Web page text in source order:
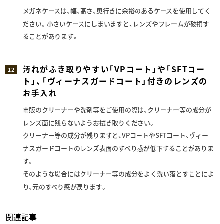
メガネケースは、幅、高さ、奥行きに余裕のあるケースを使用してく
ださい。小さいケースにしまいますと、レンズやフレームが破損す
ることがあります。
12
汚れがふき取りやすい「VPコート」や「SFTコー
ト」、「ヴィーナスガードコート」付きのレンズの
お手入れ
市販のクリーナーや洗剤等をご使用の際は、クリーナー等の成分が
レンズ面に残らないようお拭き取りください。
クリーナー等の成分が残りますと、VPコートやSFTコート、ヴィー
ナスガードコートのレンズ表面のすべり感が低下することがありま
す。
そのような場合にはクリーナー等の成分をよく洗い落とすことによ
り、元のすべり感が戻ります。
関連記事